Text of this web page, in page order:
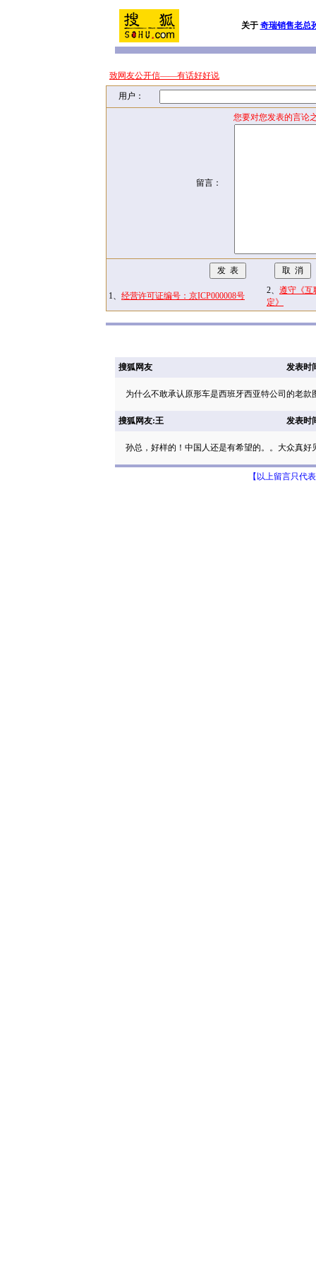
关于 奇瑞销售老总
致网友公开信——有话好好说
用户：
留言：
您要对您发表的言论
1、 经营许可证编号：京ICP000008号
2、 遵守《互
定》
搜狐网友 发表时
为什么不敢承认原形车是西班牙西亚特公司的老款
搜狐网友:王 发表时
孙总，好样的！中国人还是有希望的。。大众真好
【以上留言只代